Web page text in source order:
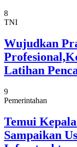
8
TNI
Wujudkan
Latihan
9
Pemerintahan
Temui
Sampaikan